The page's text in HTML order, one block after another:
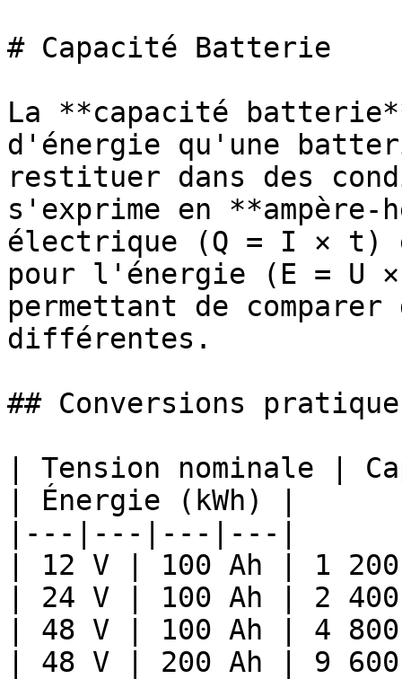
# Capacité Batterie
La **capacité
d'énergie qu'une
restituer dans des
s'exprime en
électrique (Q = I × t)
pour l'énergie (E = U
permettant de
différentes.
## Conversions
| Tension nominale |
| Énergie (kWh) |
|---|---|---|---|
| 12 V | 100 Ah | 1
| 24 V | 100 Ah | 2
| 48 V | 100 Ah | 4
| 48 V | 200 Ah | 9